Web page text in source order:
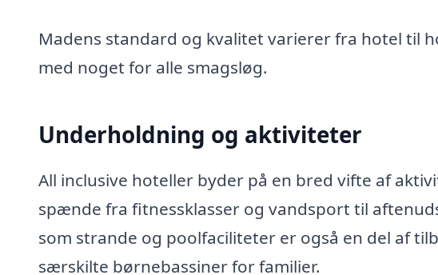
Madens standard og kvalitet varierer fra hotel til
med noget for alle smagsløg.
Underholdning og aktiviteter
All inclusive hoteller byder på en bred vifte af
spænde fra fitnessklasser og vandsport til
som strande og poolfaciliteter er også en del af
særskilte børnebassiner for familier.